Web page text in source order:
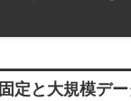
定と大規模デ